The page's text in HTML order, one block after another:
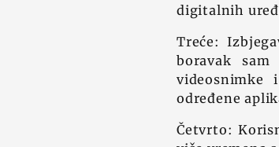
digitalnih
Treće:
boravak
određene
Četvrto: